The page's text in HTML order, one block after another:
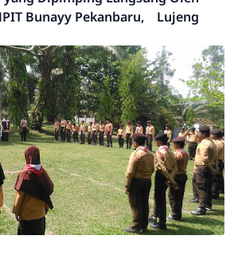
Bunayy Pekanbaru, Lujeng